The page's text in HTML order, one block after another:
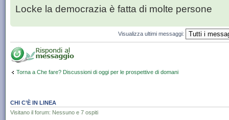
Locke la democrazia è fatta di molte persone
Visualizza ultimi messaggi:
Torna a Che fare? Discussioni di oggi per le prospettive di domani
CHI C’È IN LINEA
Visitano il forum: Nessuno e 7 ospiti